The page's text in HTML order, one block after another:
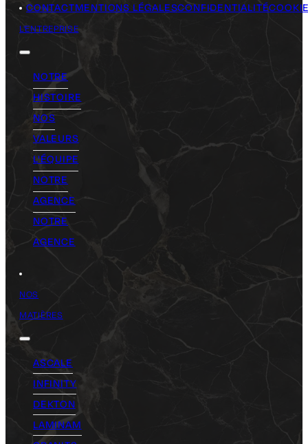
L'ENTREPRISE
NOTRE
HISTOIRE
NOS
VALEURS
L'ÉQUIPE
NOTRE
AGENCE
NOTRE
AGENCE
NOS
MATIÈRES
ASCALE
INFINITY
DEKTON
LAMINAM
CONTACTMENTIONS LÉGALESCONFIDENTIALITÉ